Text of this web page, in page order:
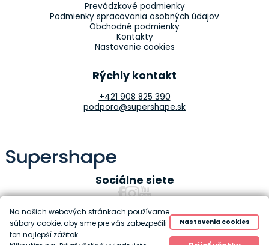
Prevádzkové podmienky
Podmienky spracovania osobných údajov
Obchodné podmienky
Kontakty
Nastavenie cookies
Rýchly kontakt
+421 908 825 390
podpora@supershape.sk
Sociálne siete
Copyright 2010-2026 Supershape
Na našich webových stránkach používame
súbory cookie, aby sme pre vás zabezpečili
ten najlepší zážitok.
Nastavenia cookies